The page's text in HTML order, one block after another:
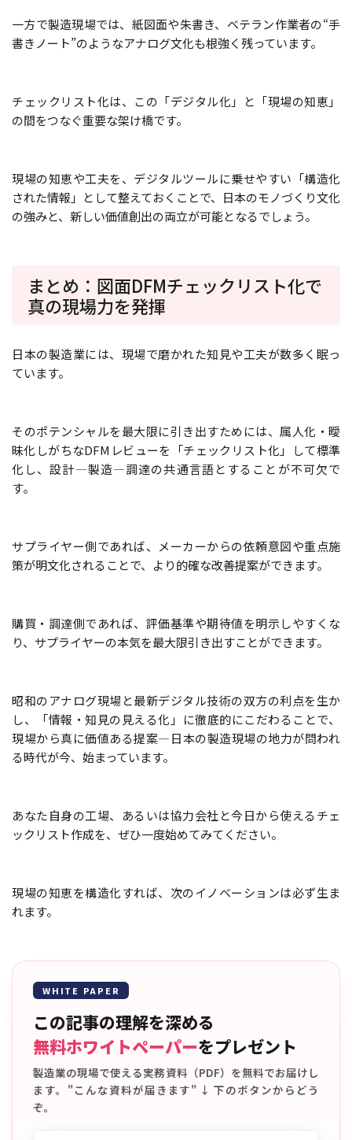
一方で製造現場では、紙図面や朱書き、ベテラン作業者の“手
書きノート”のようなアナログ文化も根強く残っています。
チェックリスト化は、この「デジタル化」と「現場の知恵」
の間をつなぐ重要な架け橋です。
現場の知恵や工夫を、デジタルツールに乗せやすい「構造化
された情報」として整えておくことで、日本のモノづくり文化
の強みと、新しい価値創出の両立が可能となるでしょう。
まとめ：図面DFMチェックリスト化で
真の現場力を発揮
日本の製造業には、現場で磨かれた知見や工夫が数多く眠っ
ています。
そのポテンシャルを最大限に引き出すためには、属人化・曖
昧化しがちなDFMレビューを「チェックリスト化」して標準
化し、設計—製造—調達の共通言語とすることが不可欠で
す。
サプライヤー側であれば、メーカーからの依頼意図や重点施
策が明文化されることで、より的確な改善提案ができます。
購買・調達側であれば、評価基準や期待値を明示しやすくな
り、サプライヤーの本気を最大限引き出すことができます。
昭和のアナログ現場と最新デジタル技術の双方の利点を生か
し、「情報・知見の見える化」に徹底的にこだわることで、
現場から真に価値ある提案―日本の製造現場の地力が問われ
る時代が今、始まっています。
あなた自身の工場、あるいは協力会社と今日から使えるチェ
ックリスト作成を、ぜひ一度始めてみてください。
現場の知恵を構造化すれば、次のイノベーションは必ず生ま
れます。
WHITE PAPER
この記事の理解を深める
無料ホワイトペーパーをプレゼント
製造業の現場で使える実務資料（PDF）を無料でお届けし
ます。"こんな資料が届きます" ↓ 下のボタンからどう
ぞ。